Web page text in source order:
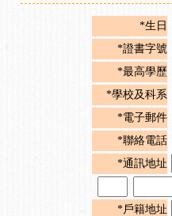
*生日
*證書字號
*最高學歷
*學校及科系
*電子郵件
*聯絡電話
*通訊地址
*戶籍地址